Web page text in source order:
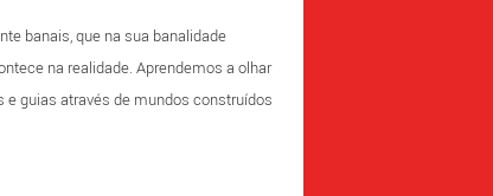
banais, que na sua banalidade
na realidade. Aprendemos a olhar
guias através de mundos construídos